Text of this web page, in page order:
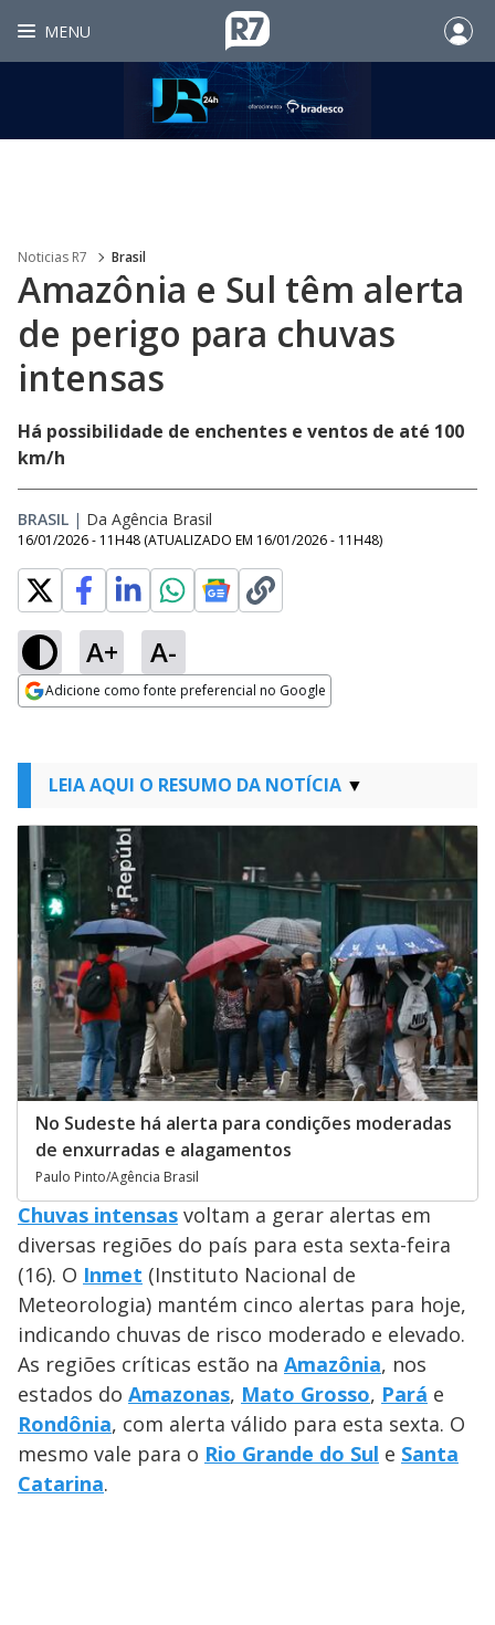
MENU
Noticias R7 Brasil
Amazônia e Sul têm alerta
de perigo para chuvas
intensas
Há possibilidade de enchentes e ventos de até 100
km/h
BRASIL | Da Agência Brasil
16/01/2026 - 11H48 (ATUALIZADO EM 16/01/2026 - 11H48)
A+ A-
Adicione como fonte preferencial no Google
LEIA AQUI O RESUMO DA NOTÍCIA
No Sudeste há alerta para condições moderadas
de enxurradas e alagamentos
Paulo Pinto/Agência Brasil
Chuvas intensas voltam a gerar alertas em
diversas regiões do país para esta sexta-feira
(16). O Inmet (Instituto Nacional de
Meteorologia) mantém cinco alertas para hoje,
indicando chuvas de risco moderado e elevado.
As regiões críticas estão na Amazônia, nos
estados do Amazonas, Mato Grosso, Pará e
Rondônia, com alerta válido para esta sexta. O
mesmo vale para o Rio Grande do Sul e Santa
Catarina.